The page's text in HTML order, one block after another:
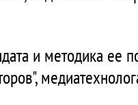
и методика ее